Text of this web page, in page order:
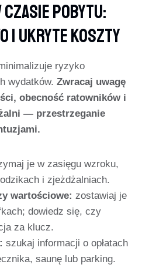
Czasie Pobytu:
I Ukryte Koszty
ryzyko
wydatków. Zwracaj uwagę
obecność ratowników i
— przestrzeganie
je w zasięgu wzroku,
i zjeżdżalniach.
wartościowe: zostawiaj je
dowiedz się, czy
za klucz.
szukaj informacji o opłatach
saunę lub parking.